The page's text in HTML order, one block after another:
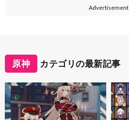
Advertisement
原神 カテゴリの最新記事